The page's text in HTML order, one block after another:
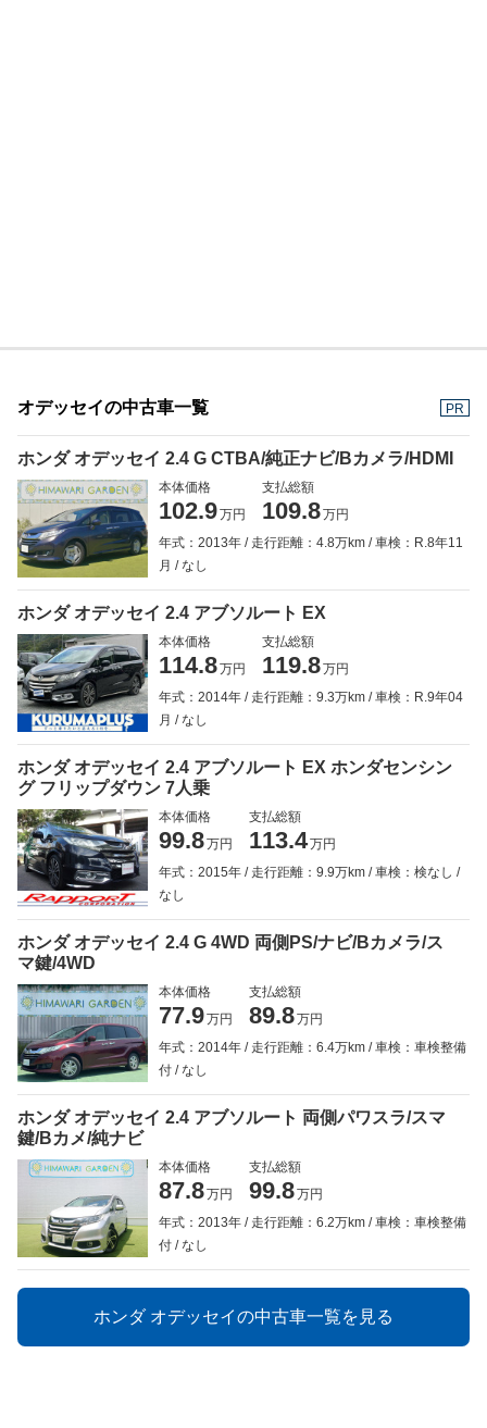
オデッセイの中古車一覧 PR
ホンダ オデッセイ 2.4 G CTBA/純正ナビ/Bカメラ/HDMI
本体価格
102.9万円
支払総額
109.8万円
年式：2013年
走行距離：4.8万km
車検：R.8年11
月
なし
ホンダ オデッセイ 2.4 アブソルート EX
本体価格
114.8万円
支払総額
119.8万円
年式：2014年
走行距離：9.3万km
車検：R.9年04
月
なし
ホンダ オデッセイ 2.4 アブソルート EX ホンダセンシン
グ フリップダウン 7人乗
本体価格
99.8万円
支払総額
113.4万円
年式：2015年
走行距離：9.9万km
車検：検なし
なし
ホンダ オデッセイ 2.4 G 4WD 両側PS/ナビ/Bカメラ/ス
マ鍵/4WD
本体価格
77.9万円
支払総額
89.8万円
年式：2014年
走行距離：6.4万km
車検：車検整備
付
なし
ホンダ オデッセイ 2.4 アブソルート 両側パワスラ/スマ
鍵/Bカメ/純ナビ
本体価格
87.8万円
支払総額
99.8万円
年式：2013年
走行距離：6.2万km
車検：車検整備
付
なし
ホンダ オデッセイの中古車一覧を見る